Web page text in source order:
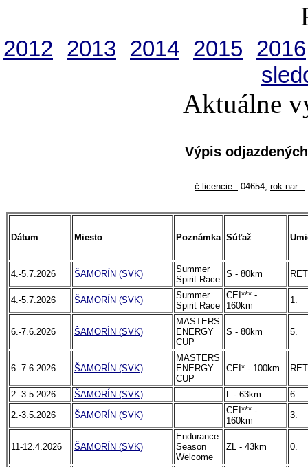
2012 2013 2014 2015
2016
Aktuálne
Výpis
č.licencie : 04654, rok nar. :
Dátum Miesto Poznámka Súťaž
4.-5.7.2026 ŠAMORÍN (SVK)
Summer
Spirit Race
S - 80km RET
4.-5.7.2026 ŠAMORÍN (SVK)
Summer
Spirit Race
CEI*** -
160km
1.
6.-7.6.2026 ŠAMORÍN (SVK)
MASTERS
ENERGY
CUP
S - 80km 5.
6.-7.6.2026 ŠAMORÍN (SVK)
MASTERS
ENERGY
CUP
CEI* - 100km RET
2.-3.5.2026 ŠAMORÍN (SVK) L - 63km
6.
2.-3.5.2026
ŠAMORÍN (SVK)
CEI*** -
160km
3.
11-12.4.2026 ŠAMORÍN (SVK)
Endurance
Season
Welcome
ZL - 43km 0.